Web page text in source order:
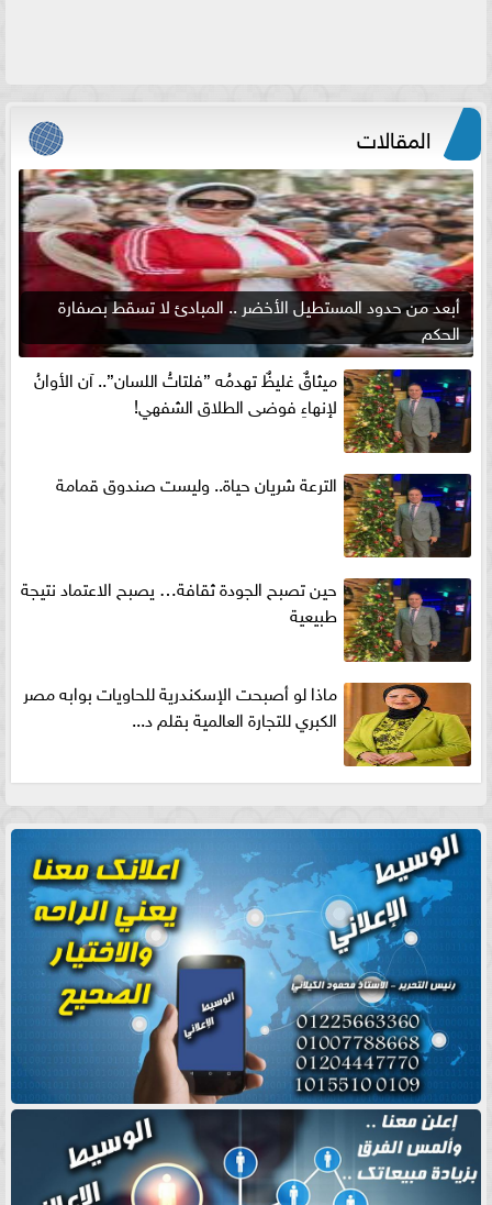
المقالات
أبعد من حدود المستطيل الأخضر .. المبادئ لا تسقط بصفارة
الحكم
ميثاقٌ غليظٌ تهدمُه ”فلتاتُ اللسان”.. آن الأوانُ
لإنهاءِ فوضى الطلاق الشفهي!
الترعة شريان حياة.. وليست صندوق قمامة
حين تصبح الجودة ثقافة… يصبح الاعتماد نتيجة
طبيعية
ماذا لو أصبحت الإسكندرية للحاويات بوابه مصر
الكبري للتجارة العالمية بقلم د...